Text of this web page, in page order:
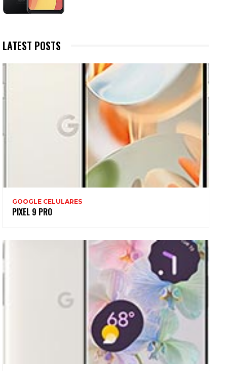
LATEST POSTS
GOOGLE CELULARES
PIXEL 9 PRO